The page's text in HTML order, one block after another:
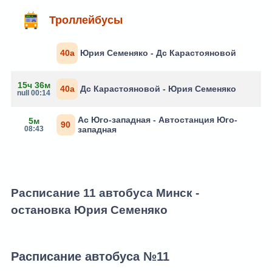
Троллейбусы
40а Юрия Семеняко - Дс Карастояновой
15ч 36м
null 00:14 40а Дс Карастояновой - Юрия Семеняко
5м
08:43 90
Ас Юго-западная - Автостанция Юго-
западная
Расписание 11 автобуса Минск -
остановка Юрия Семеняко
Расписание автобуса №11